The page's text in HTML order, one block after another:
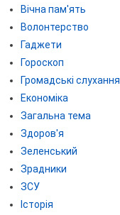
Вічна пам'ять
Волонтерство
Гаджети
Гороскоп
Громадські слухання
Економіка
Загальна тема
Здоров'я
Зеленський
Зрадники
ЗСУ
Історія